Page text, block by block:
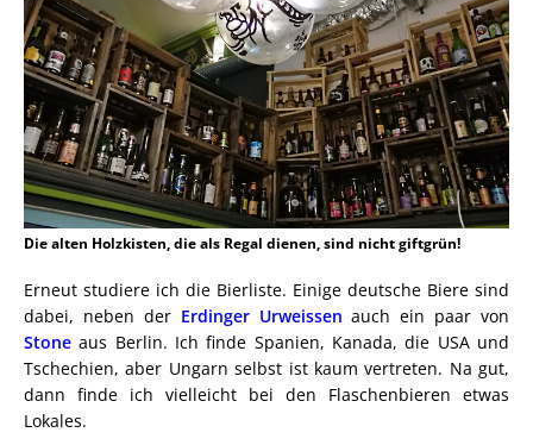
Die alten Holzkisten, die als Regal dienen, sind nicht giftgrün!
Erneut studiere ich die Bierliste. Einige deutsche Biere sind
dabei, neben der Erdinger Urweissen auch ein paar von
Stone aus Berlin. Ich finde Spanien, Kanada, die USA und
Tschechien, aber Ungarn selbst ist kaum vertreten. Na gut,
dann finde ich vielleicht bei den Flaschenbieren etwas
Lokales.